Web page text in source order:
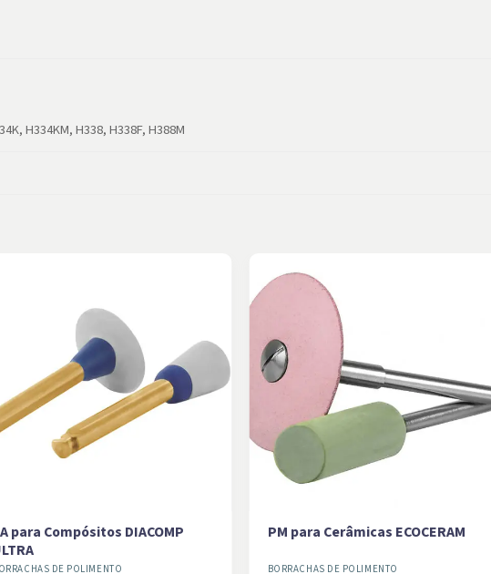
H334KM, H338, H338F, H388M
DE POLIMENTO
para Compósitos DIACOMP
BORRACHAS DE POLIMENTO
PM para Cerâmicas ECOCERAM